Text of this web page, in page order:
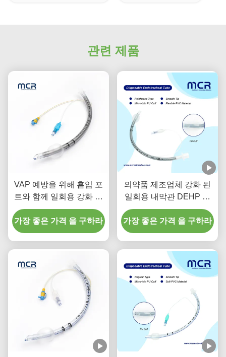
관련 제품
VAP 예방을 위해 흡입 포
트와 함께 일회용 강화 된
내막관
가장 좋은 가격 을 구하라
의약품 제조업체 강화 된
일회용 내막관 DEHP 없
는
가장 좋은 가격 을 구하라